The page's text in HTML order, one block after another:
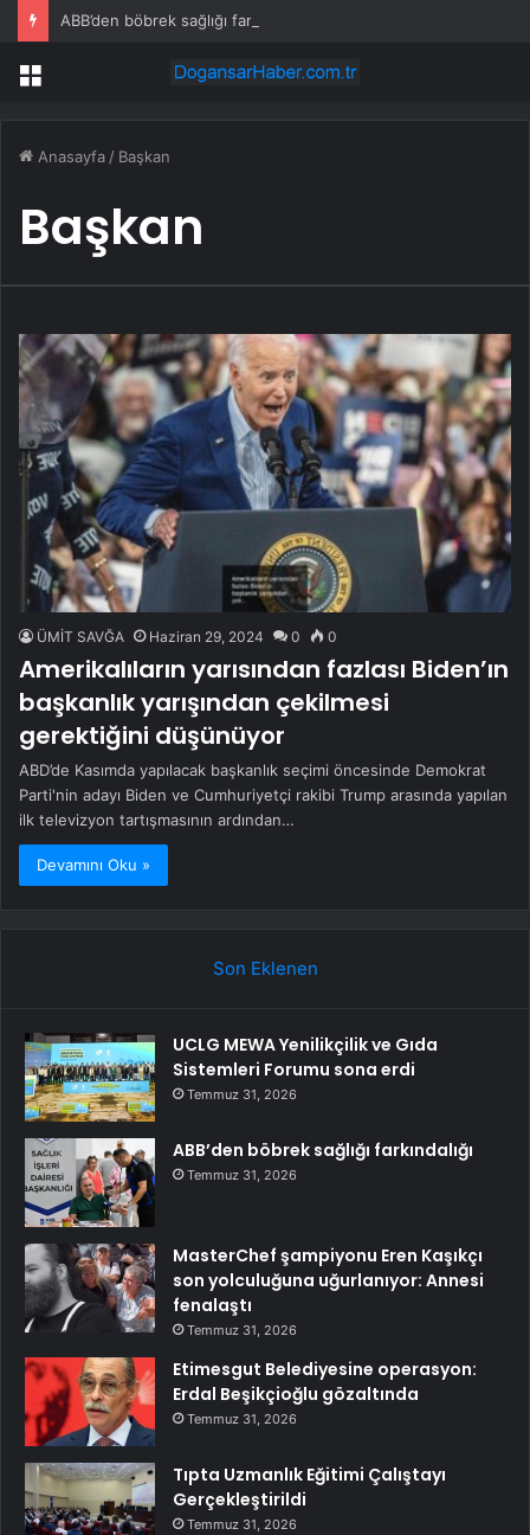
ABB’den böbrek sağlığı farkındalığı
Menü
Anasayfa / Başkan
Başkan
ÜMİT SAVĞA Haziran 29, 2024 0 0
Amerikalıların yarısından fazlası Biden’ın
başkanlık yarışından çekilmesi
gerektiğini düşünüyor
ABD’de Kasımda yapılacak başkanlık seçimi öncesinde Demokrat
Parti'nin adayı Biden ve Cumhuriyetçi rakibi Trump arasında yapılan
ilk televizyon tartışmasının ardından…
Devamını Oku »
Son Eklenen
UCLG MEWA Yenilikçilik ve Gıda
Sistemleri Forumu sona erdi
Temmuz 31, 2026
ABB’den böbrek sağlığı farkındalığı
Temmuz 31, 2026
MasterChef şampiyonu Eren Kaşıkçı
son yolculuğuna uğurlanıyor: Annesi
fenalaştı
Temmuz 31, 2026
Etimesgut Belediyesine operasyon:
Erdal Beşikçioğlu gözaltında
Temmuz 31, 2026
Tıpta Uzmanlık Eğitimi Çalıştayı
Gerçekleştirildi
Temmuz 31, 2026